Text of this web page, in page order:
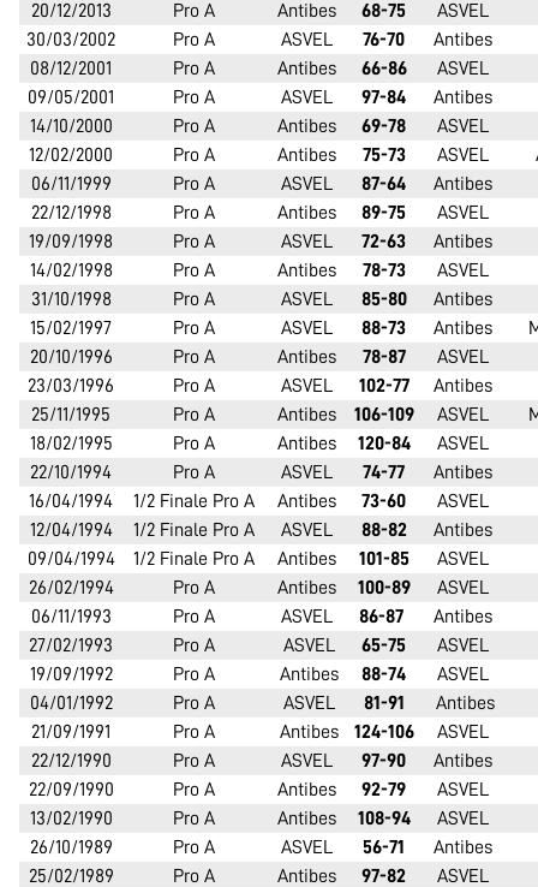
20/12/2013
Pro A Antibes 68-75
ASVEL
30/03/2002
Pro A ASVEL 76-70
Antibes
08/12/2001
Pro A Antibes 66-86
ASVEL
09/05/2001
Pro A ASVEL 97-84
Antibes
14/10/2000
Pro A Antibes 69-78
ASVEL
12/02/2000
Pro A Antibes 75-73 ASVEL
06/11/1999
Pro A ASVEL 87-64
Antibes
22/12/1998
Pro A Antibes 89-75
ASVEL
19/09/1998
Pro A ASVEL 72-63
Antibes
14/02/1998
Pro A Antibes 78-73
ASVEL
31/10/1998
Pro A ASVEL 85-80
Antibes
15/02/1997
Pro A ASVEL 88-73 Antibes
20/10/1996
Pro A Antibes 78-87
ASVEL
23/03/1996
Pro A ASVEL 102-77
Antibes
25/11/1995
Pro A Antibes 106-109 ASVEL
18/02/1995
Pro A Antibes 120-84
ASVEL
22/10/1994
Pro A ASVEL 74-77
Antibes
16/04/1994
1/2 Finale Pro A Antibes 73-60
ASVEL
12/04/1994
1/2 Finale Pro A ASVEL 88-82
Antibes
09/04/1994
1/2 Finale Pro A Antibes 101-85
ASVEL
26/02/1994
Pro A Antibes 100-89
ASVEL
06/11/1993
Pro A ASVEL 86-87
Antibes
27/02/1993
Pro A ASVEL 65-75
ASVEL
19/09/1992
Pro A Antibes 88-74
ASVEL
04/01/1992
Pro A ASVEL 81-91
Antibes
21/09/1991
Pro A Antibes 124-106
ASVEL
22/12/1990
Pro A ASVEL 97-90
Antibes
22/09/1990
Pro A Antibes 92-79
ASVEL
13/02/1990
Pro A Antibes 108-94
ASVEL
26/10/1989
Pro A ASVEL 56-71
Antibes
25/02/1989
Pro A Antibes 97-82
ASVEL